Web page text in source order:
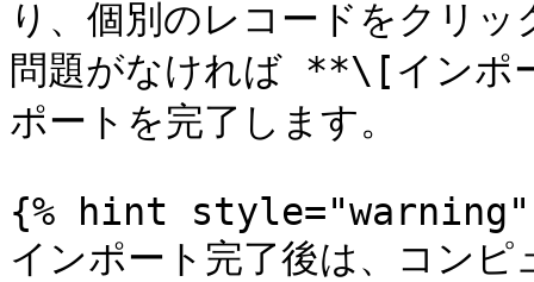
り、個別のレコードをクリ
問題がなければ **\[インポ
ポートを完了します。
{% hint style="warning"
インポート完了後は、コン